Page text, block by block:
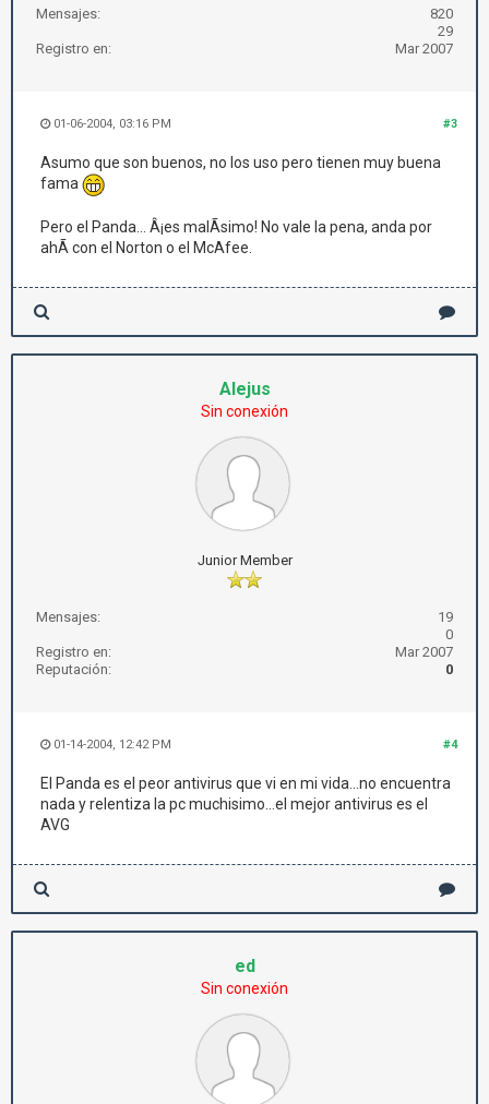
Mensajes:
820
29
Registro en:
Mar 2007
#3
01-06-2004, 03:16 PM
Asumo que son buenos, no los uso pero tienen muy buena
fama
Pero el Panda... Â¡es malÃ­simo! No vale la pena, anda por
ahÃ­ con el Norton o el McAfee.
Alejus
Sin conexión
Junior Member
Mensajes:
19
0
Registro en:
Mar 2007
Reputación:
0
#4
01-14-2004, 12:42 PM
El Panda es el peor antivirus que vi en mi vida...no encuentra
nada y relentiza la pc muchisimo...el mejor antivirus es el
AVG
ed
Sin conexión